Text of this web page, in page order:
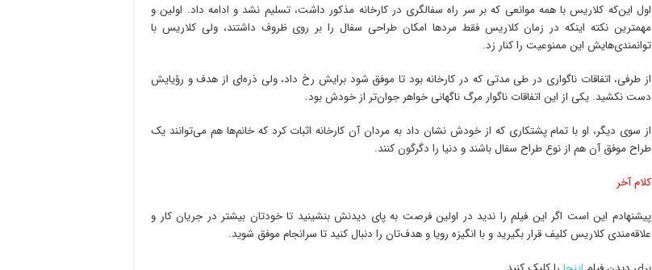
اول این‌که کلاریس با همه موانعی که بر سر راه سفالگری‌ در کارخانه مذکور داشت، تسلیم نشد و ادامه داد. اولین و
مهمترین نکته اینکه در زمان کلاریس فقط مردها امکان طراحی سفال را بر روی ظروف داشتند، ولی کلاریس با
توانمندی‌هایش این ممنوعیت را کنار زد.
از طرفی، اتفاقات ناگواری در طی مدتی که در کارخانه بود تا موفق شود برایش رخ داد، ولی ذره‌ای از هدف و رؤیایش
دست نکشید. یکی از این اتفاقات ناگوار مرگ ناگهانی خواهر جوان‌تر از خودش بود.
از سوی دیگر، او با تمام پشتکاری که از خودش نشان داد به مردان آن کارخانه اثبات کرد که خانم‌ها هم می‌توانند یک
طراح موفق آن هم از نوع طراح سفال باشند و دنیا را دگرگون کنند.
کلام آخر
پیشنهادم این است اگر این فیلم را ندید در اولین فرصت به پای دیدنش بنشینید تا خودتان بیشتر در جریان کار و
علاقه‌مندی کلاریس کلیف قرار بگیرید و با انگیزه رویا و هدف‌تان را دنبال کنید تا سرانجام موفق شوید.